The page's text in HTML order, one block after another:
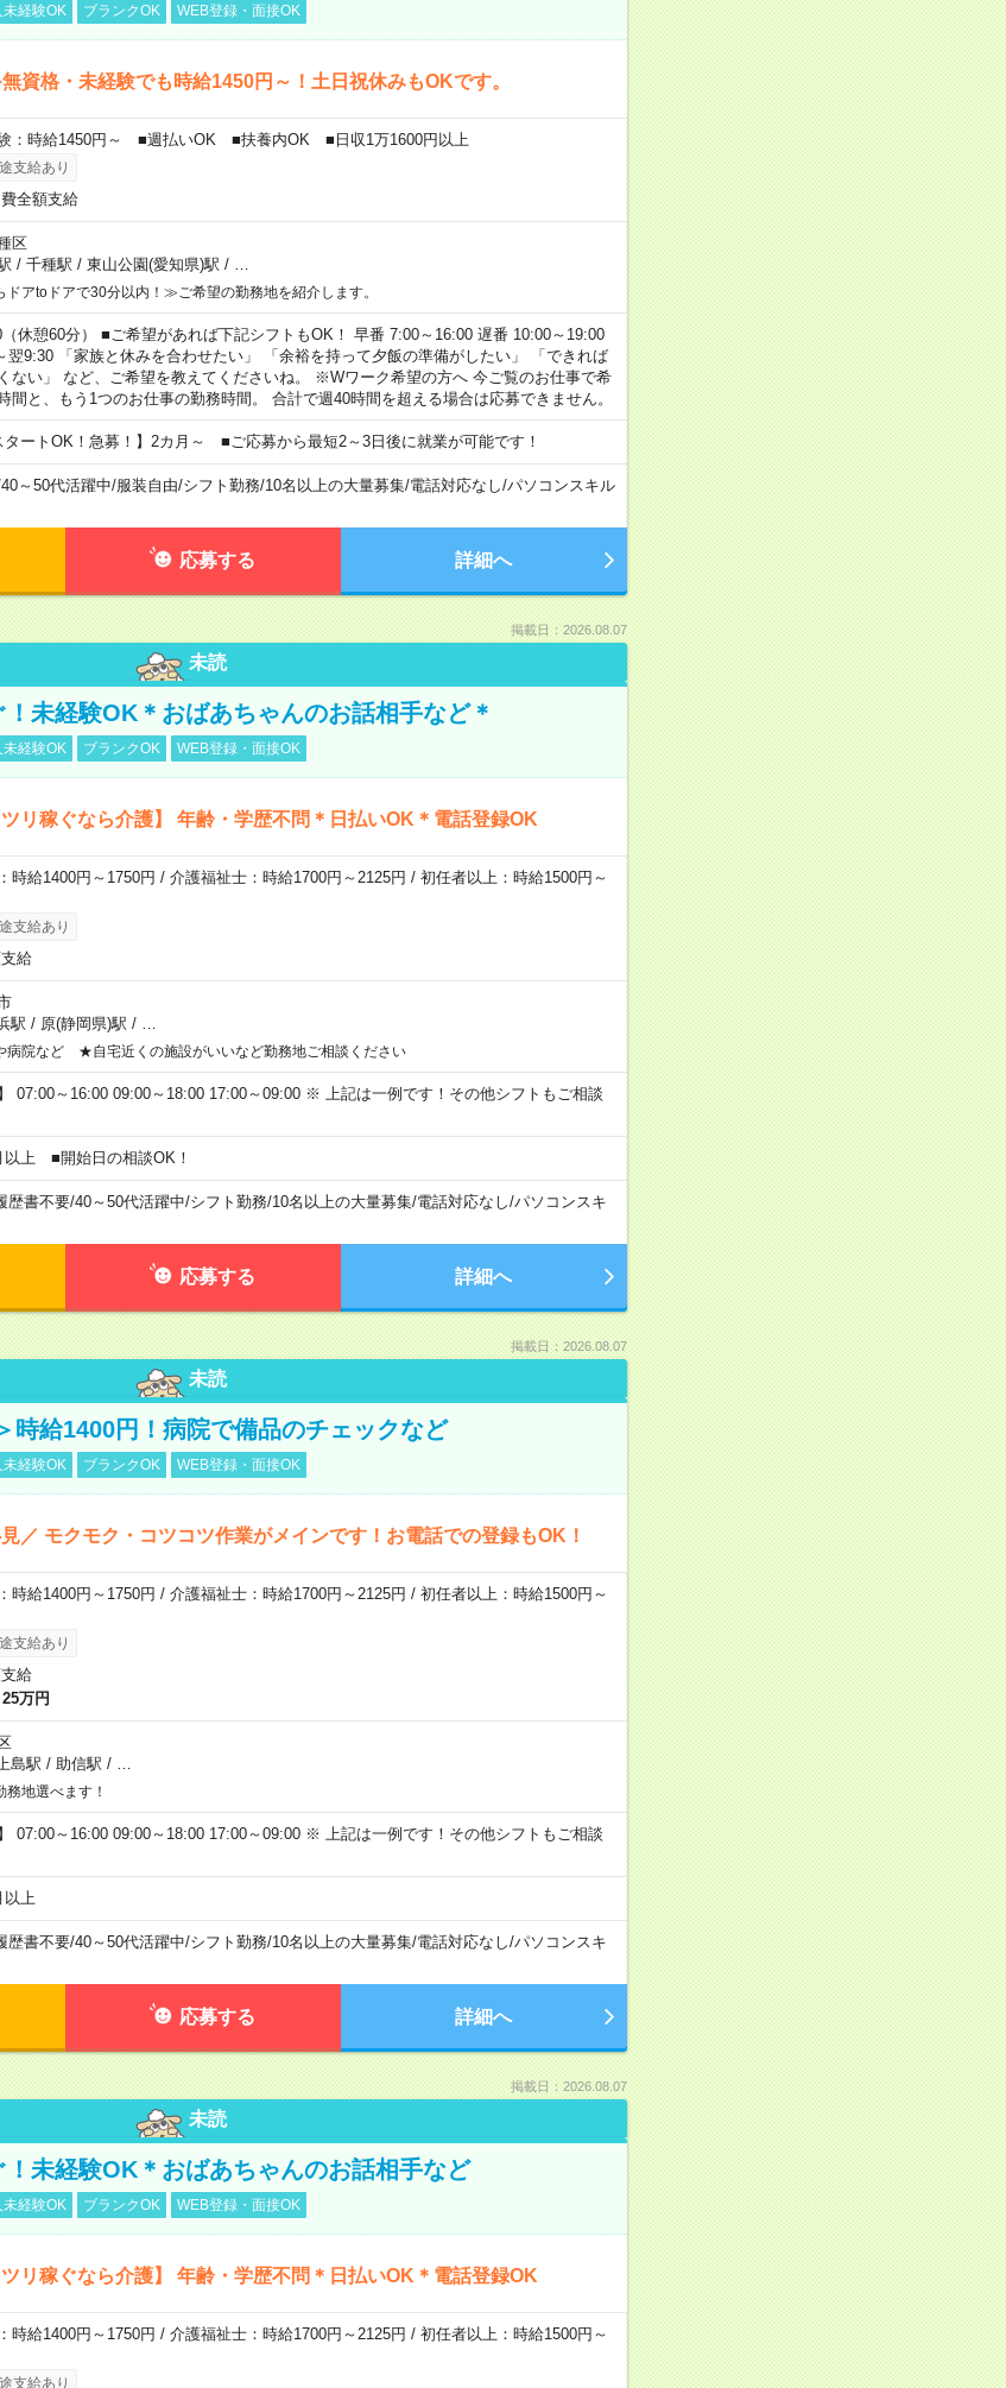
経験OK ブランクOK WEB登録・面接OK
格・未経験でも時給1450円～！土日祝休みもOKです。
：時給1450円～ ■週払いOK ■扶養内OK ■日収1万1600円以上
支給あり
全額支給
区
/ 千種駅 / 東山公園(愛知県)駅 /
アtoドアで30分以内！≫ご希望の勤務地を紹介します。
休憩60分） ■ご希望があれば下記シフトもOK！ 早番 7:00～16:00 遅番 10:00～19:00
翌9:30 「家族と休みを合わせたい」 「余裕を持って夕飯の準備がしたい」 「できれば
ない」 など、ご希望を教えてくださいね。 ※Wワーク希望の方へ 今ご覧のお仕事で希
間と、もう1つのお仕事の勤務時間。 合計で週40時間を超える場合は応募できません。
タートOK！急募！】2カ月～ ■ご応募から最短2～3日後に就業が可能です！
40～50代活躍中/服装自由/シフト勤務/10名以上の大量募集/電話対応なし/パソコンスキル
応募する 詳細へ
掲載日：2026.08.07
未読
未経験OK＊おばあちゃんのお話相手など＊
経験OK ブランクOK WEB登録・面接OK
ツリ稼ぐなら介護】 年齢・学歴不問＊日払いOK＊電話登録OK
時給1400円～1750円 / 介護福祉士：時給1700円～2125円 / 初任者以上：時給1500円～
支給あり
給
駅 / 原(静岡県)駅 /
病院など ★自宅近くの施設がいいなど勤務地ご相談ください
07:00～16:00 09:00～18:00 17:00～09:00 ※ 上記は一例です！その他シフトもご相談
以上 ■開始日の相談OK！
歴書不要/40～50代活躍中/シフト勤務/10名以上の大量募集/電話対応なし/パソコンスキ
応募する 詳細へ
掲載日：2026.08.07
未読
時給1400円！病院で備品のチェックなど
経験OK ブランクOK WEB登録・面接OK
／ モクモク・コツコツ作業がメインです！お電話での登録もOK！
時給1400円～1750円 / 介護福祉士：時給1700円～2125円 / 初任者以上：時給1500円～
支給あり
給
万円
上島駅 / 助信駅 /
地選べます！
07:00～16:00 09:00～18:00 17:00～09:00 ※ 上記は一例です！その他シフトもご相談
以上
歴書不要/40～50代活躍中/シフト勤務/10名以上の大量募集/電話対応なし/パソコンスキ
応募する 詳細へ
掲載日：2026.08.07
未読
未経験OK＊おばあちゃんのお話相手など
経験OK ブランクOK WEB登録・面接OK
ツリ稼ぐなら介護】 年齢・学歴不問＊日払いOK＊電話登録OK
時給1400円～1750円 / 介護福祉士：時給1700円～2125円 / 初任者以上：時給1500円～
支給あり